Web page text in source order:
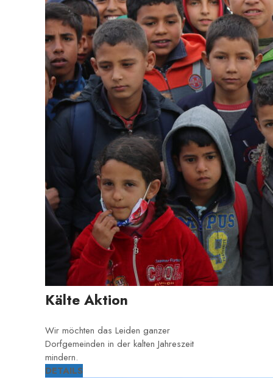
Kälte Aktion
Wir möchten das Leiden ganzer
Dorfgemeinden in der kalten Jahreszeit
mindern.
DETAILS